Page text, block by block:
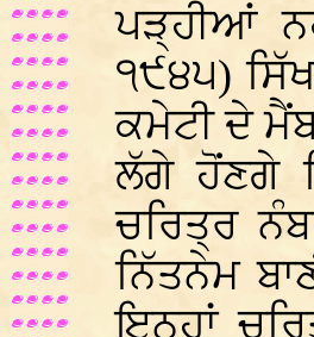
ਪੜ੍ਹੀਆਂ
੧੯੪੫)
ਕਮੇਟੀ ਦੇ
ਲੱਗੇ ਹੋਂਣਗੇ
ਚਰਿਤ੍ਰ
ਨਿੱਤਨੇਮ
ਇਨ੍ਹਾਂ